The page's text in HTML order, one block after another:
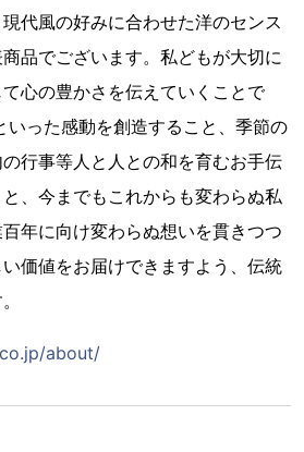
代風の好みに合わせた洋のセンス
品でございます。私どもが大切に
心の豊かさを伝えていくことで
いった感動を創造すること、季節の
行事等人と人との和を育むお手伝
、今までもこれからも変わらぬ私
年に向け変わらぬ想いを貫きつつ
価値をお届けできますよう、伝統
about/